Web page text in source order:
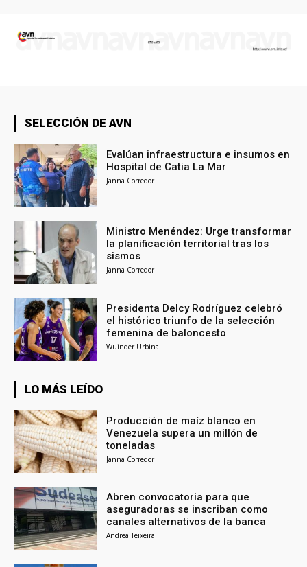
SELECCIÓN DE AVN
Evalúan infraestructura e insumos en
Hospital de Catia La Mar
Janna Corredor
Ministro Menéndez: Urge transformar
la planificación territorial tras los
sismos
Janna Corredor
Presidenta Delcy Rodríguez celebró
el histórico triunfo de la selección
femenina de baloncesto
Wuinder Urbina
LO MÁS LEÍDO
Producción de maíz blanco en
Venezuela supera un millón de
toneladas
Janna Corredor
Abren convocatoria para que
aseguradoras se inscriban como
canales alternativos de la banca
Andrea Teixeira